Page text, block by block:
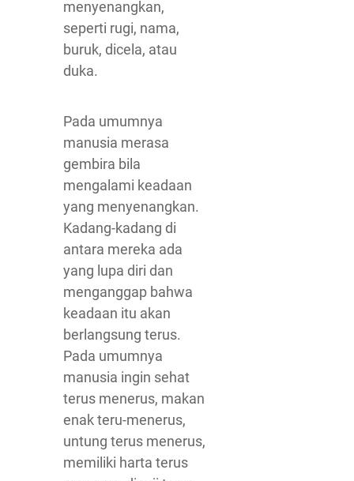
menyenangkan,
seperti rugi, nama,
buruk, dicela, atau
duka.
Pada umumnya
manusia merasa
gembira bila
mengalami keadaan
yang menyenangkan.
Kadang-kadang di
antara mereka ada
yang lupa diri dan
menganggap bahwa
keadaan itu akan
berlangsung terus.
Pada umumnya
manusia ingin sehat
terus menerus, makan
enak teru-menerus,
untung terus menerus,
memiliki harta terus